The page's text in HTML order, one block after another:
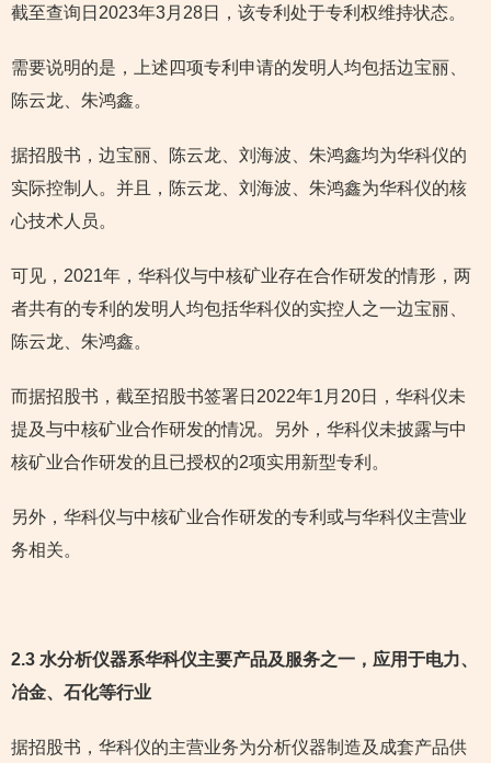
截至查询日2023年3月28日，该专利处于专利权维持状态。
需要说明的是，上述四项专利申请的发明人均包括边宝丽、
陈云龙、朱鸿鑫。
据招股书，边宝丽、陈云龙、刘海波、朱鸿鑫均为华科仪的
实际控制人。并且，陈云龙、刘海波、朱鸿鑫为华科仪的核
心技术人员。
可见，2021年，华科仪与中核矿业存在合作研发的情形，两
者共有的专利的发明人均包括华科仪的实控人之一边宝丽、
陈云龙、朱鸿鑫。
而据招股书，截至招股书签署日2022年1月20日，华科仪未
提及与中核矿业合作研发的情况。另外，华科仪未披露与中
核矿业合作研发的且已授权的2项实用新型专利。
另外，华科仪与中核矿业合作研发的专利或与华科仪主营业
务相关。
2.3 水分析仪器系华科仪主要产品及服务之一 ，应用于电力、
冶金、石化等行业
据招股书，华科仪的主营业务为分析仪器制造及成套产品供